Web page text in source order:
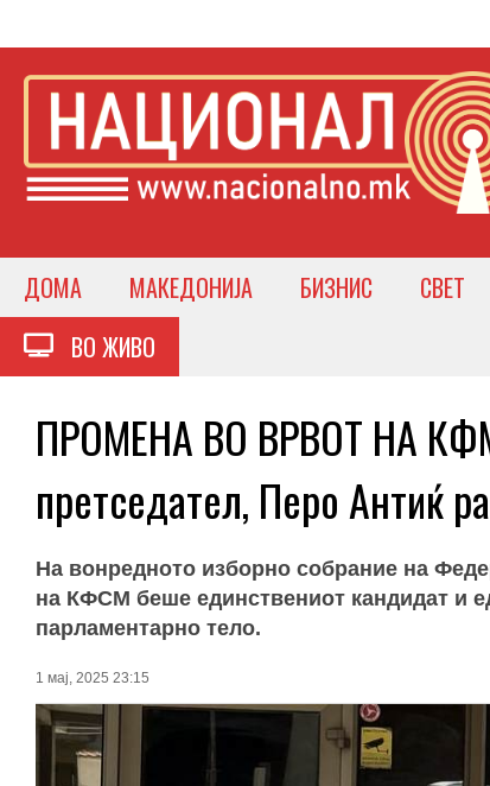
ДОМА МАКЕДОНИЈА БИЗНИС СВЕТ
ВО ЖИВО
ПРОМЕНА ВО ВРВОТ НА КФМ
претседател, Перо Антиќ
На вонредното изборно собрание на
на КФСМ беше единствениот кандидат и
парламентарно тело.
1 мај, 2025 23:15